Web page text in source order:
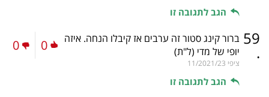
הגב לתגובה זו
59
.
ברור קינג סטור זה ערבים אז קיבלו הנחה. איזה
יופי של מדי (ל"ת)
ציפי 11/2021/23
הגב לתגובה זו
0
0